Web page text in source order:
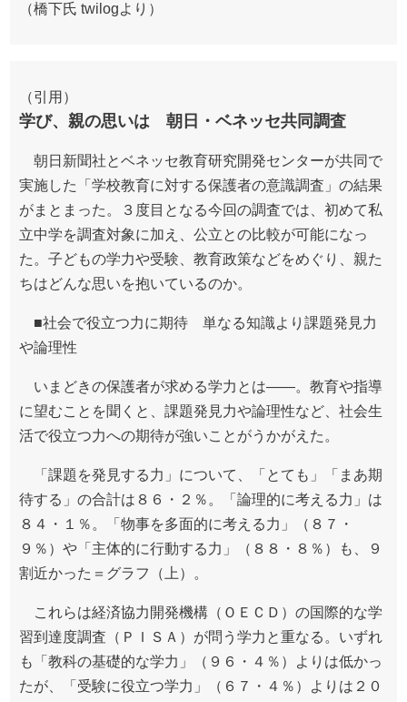
（橋下氏 twilogより）
（引用）
学び、親の思いは 朝日・ベネッセ共同調査
朝日新聞社とベネッセ教育研究開発センターが共同で
実施した「学校教育に対する保護者の意識調査」の結果
がまとまった。３度目となる今回の調査では、初めて私
立中学を調査対象に加え、公立との比較が可能になっ
た。子どもの学力や受験、教育政策などをめぐり、親た
ちはどんな思いを抱いているのか。
■社会で役立つ力に期待 単なる知識より課題発見力
や論理性
いまどきの保護者が求める学力とは――。教育や指導
に望むことを聞くと、課題発見力や論理性など、社会生
活で役立つ力への期待が強いことがうかがえた。
「課題を発見する力」について、「とても」「まあ期
待する」の合計は８６・２％。「論理的に考える力」は
８４・１％。「物事を多面的に考える力」（８７・
９％）や「主体的に行動する力」（８８・８％）も、９
割近かった＝グラフ（上）。
これらは経済協力開発機構（ＯＥＣＤ）の国際的な学
習到達度調査（ＰＩＳＡ）が問う学力と重なる。いずれ
も「教科の基礎的な学力」（９６・４％）よりは低かっ
たが、「受験に役立つ学力」（６７・４％）よりは２０